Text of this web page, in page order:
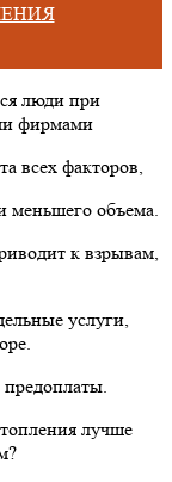
люди при
фирмами
всех факторов,
меньшего объема.
к взрывам,
услуги,
лучше